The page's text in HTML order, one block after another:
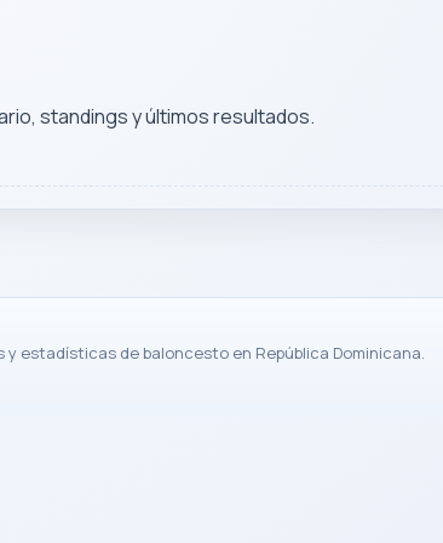
standings y últimos resultados.
y estadísticas de baloncesto en República Dominicana.